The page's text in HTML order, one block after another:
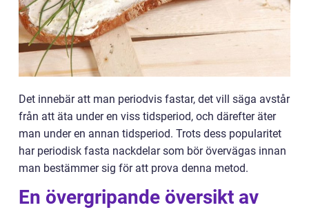
Det innebär att man periodvis fastar, det vill säga avstår
från att äta under en viss tidsperiod, och därefter äter
man under en annan tidsperiod. Trots dess popularitet
har periodisk fasta nackdelar som bör övervägas innan
man bestämmer sig för att prova denna metod.
En övergripande översikt av